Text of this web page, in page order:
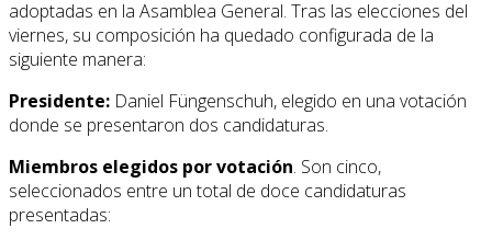
adoptadas en la Asamblea General. Tras las elecciones del
viernes, su composición ha quedado configurada de la
siguiente manera:
Presidente: Daniel Füngenschuh, elegido en una votación
donde se presentaron dos candidaturas.
Miembros elegidos por votación. Son cinco,
seleccionados entre un total de doce candidaturas
presentadas: